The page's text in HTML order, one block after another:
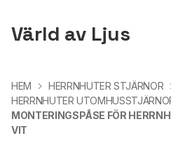
Värld av Ljus
HEM
HERRNHUTER STJÄRNOR
HERRNHUTER
MONTERINGSPÅSE FÖR
VIT